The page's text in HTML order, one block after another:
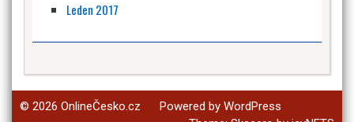
Leden 2017
© 2026 OnlineČesko.cz
Powered by WordPress